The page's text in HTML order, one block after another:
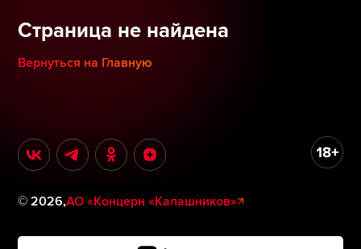
Страница не найдена
Вернуться на Главную
©2026,АО «Концерн «Калашников»